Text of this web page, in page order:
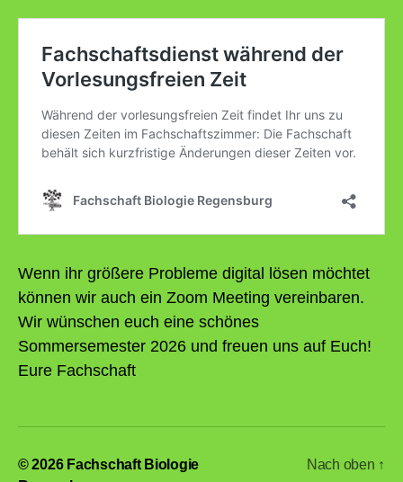
Wenn ihr größere Probleme digital lösen möchtet
können wir auch ein Zoom Meeting vereinbaren.
Wir wünschen euch eine schönes
Sommersemester 2026 und freuen uns auf Euch!
Eure Fachschaft
© 2026 Fachschaft Biologie
Nach oben ↑